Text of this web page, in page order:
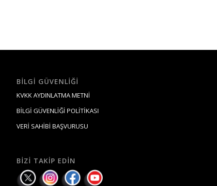
BILGI GÜVENLIĞI
KVKK AYDINLATMA METNİ
BİLGİ GÜVENLİĞİ POLİTİKASI
VERİ SAHİBİ BAŞVURUSU
BIZI TAKIP EDIN